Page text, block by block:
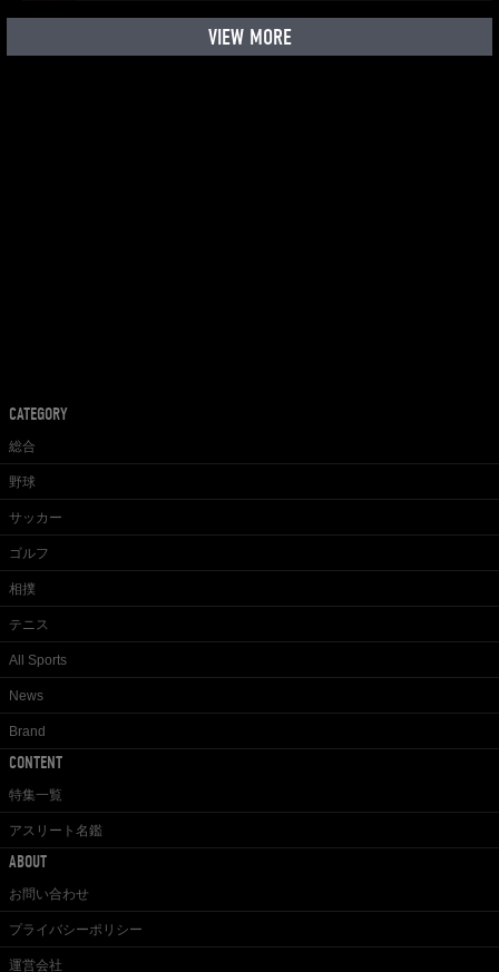
VIEW MORE
CATEGORY
総合
野球
サッカー
ゴルフ
相撲
テニス
All Sports
News
Brand
CONTENT
特集一覧
アスリート名鑑
ABOUT
お問い合わせ
プライバシーポリシー
運営会社